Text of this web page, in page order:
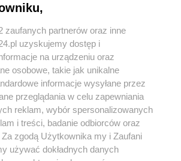
Instagram Youtube
zaufanych partnerów oraz inne
uzyskujemy dostęp i
na urządzeniu oraz
osobowe, takie jak unikalne
informacje wysyłane przez
przeglądania w celu zapewniania
reklam, wybór spersonalizowanych
i treści, badanie odbiorców oraz
Za zgodą Użytkownika my i Zaufani
używać dokładnych danych